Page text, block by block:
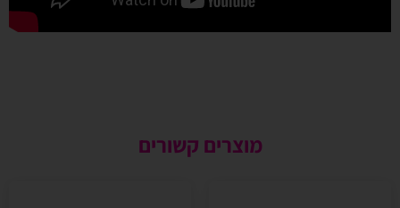
מוצרים קשורים